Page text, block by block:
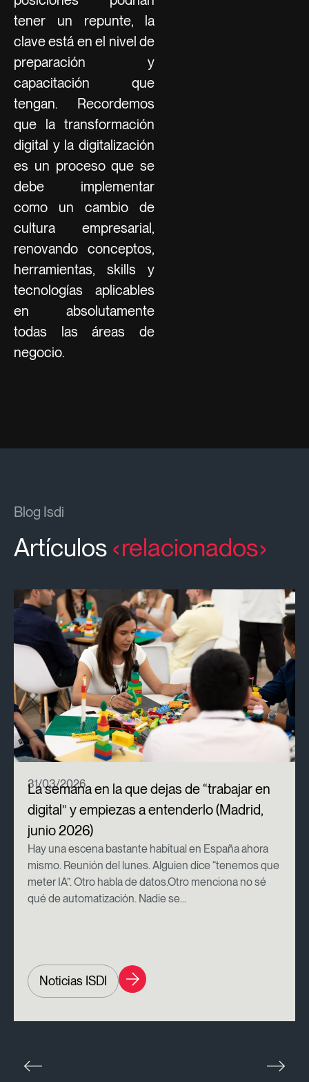
tener un repunte, la
clave está en el nivel de
preparación y
capacitación que
tengan. Recordemos
que la transformación
digital y la digitalización
es un proceso que se
debe implementar
como un cambio de
cultura empresarial,
renovando conceptos,
herramientas, skills y
tecnologías aplicables
en absolutamente
todas las áreas de
negocio.
Blog Isdi
Artículos relacionados
31/03/2026
La semana en la que dejas de “trabajar en
digital” y empiezas a entenderlo (Madrid,
junio 2026)
Hay una escena bastante habitual en España ahora
mismo. Reunión del lunes. Alguien dice “tenemos que
meter IA”. Otro habla de datos.Otro menciona no sé
qué de automatización. Nadie se...
Noticias ISDI